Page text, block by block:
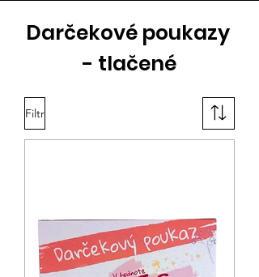
Darčekové poukazy
- tlačené
Filtr